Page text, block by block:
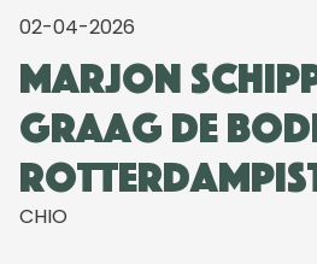
02-04-2026
Marjon
graag de
CHIO